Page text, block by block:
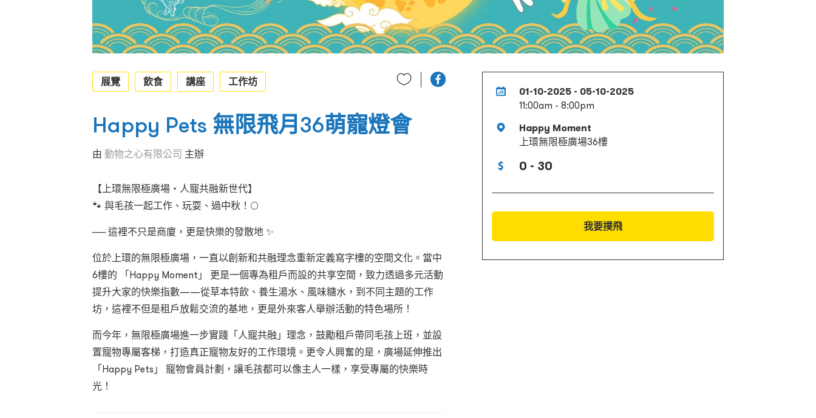
01-10-2025 - 05-10-2025
11:00am - 8:00pm
Happy Moment
上環無限極廣場36樓
0 - 30
我要撲飛
展覽 飲食 講座 工作坊
Happy Pets 無限飛月36萌寵燈會
由 動物之心有限公司 主辦
【上環無限極廣場・人寵共融新世代】
🐾 與毛孩一起工作、玩耍、過中秋！🌕
── 這裡不只是商廈，更是快樂的發散地 ✨
位於上環的無限極廣場，一直以創新和共融理念重新定義寫字樓的空間文化。當中
6樓的 「Happy Moment」 更是一個專為租戶而設的共享空間，致力透過多元活動
提升大家的快樂指數——從草本特飲、養生湯水、風味糖水，到不同主題的工作
坊，這裡不但是租戶放鬆交流的基地，更是外來客人舉辦活動的特色場所！
而今年，無限極廣場進一步實踐「人寵共融」理念，鼓勵租戶帶同毛孩上班，並設
置寵物專屬客梯，打造真正寵物友好的工作環境。更令人興奮的是，廣場延伸推出
「Happy Pets」 寵物會員計劃，讓毛孩都可以像主人一樣，享受專屬的快樂時
光！